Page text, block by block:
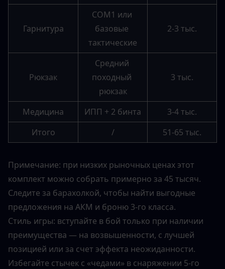
Гарнитура
COM1 или
базовые
тактические
2-3 тыс.
Рюкзак
Средний
походный
рюкзак
3 тыс.
Медицина ИПП + 2 бинта
3-4 тыс.
Итого
/ 51-65 тыс.
Примечание: при низких рыночных ценах этот
комплект можно собрать примерно за 45 тысяч.
Следите за барахолкой, чтобы найти выгодные
предложения на АКМ и броню 3-го класса.
Стиль игры: вступайте в бой только при наличии
преимущества — на возвышенности, с лучшей
позицией или за счет эффекта неожиданности.
Избегайте стычек с «чедами» в снаряжении 5-го